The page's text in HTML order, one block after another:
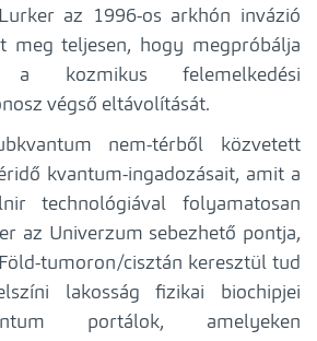
az 1996-os arkhón invázió
meg teljesen, hogy megpróbálja
a kozmikus felemelkedési
végső eltávolítását.
nem-térből közvetett
kvantum-ingadozásait, amit a
technológiával folyamatosan
az Univerzum sebezhető pontja,
tumoron/cisztán keresztül tud
lakosság fizikai biochipjei
portálok, amelyeken